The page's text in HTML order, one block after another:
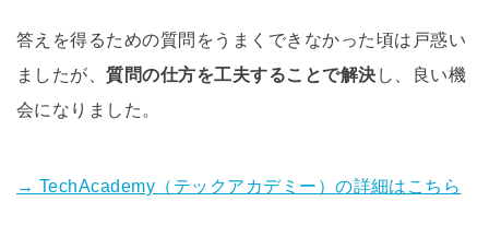
答えを得るための質問をうまくできなかった頃は戸惑い
ましたが、質問の仕方を工夫することで解決 し、良い機
会になりました。
→ TechAcademy（テックアカデミー）の詳細はこちら